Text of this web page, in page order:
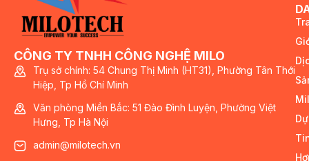
CÔNG TY TNHH CÔNG NGHỆ MILO
Trụ sở chính: 54 Chung Thị Minh (HT31), Phường Tân Thới
Hiệp, Tp Hồ Chí Minh
Văn phòng Miền Bắc: 51 Đào Đình Luyện, Phường Việt
Hưng, Tp Hà Nội
admin@milotech.vn